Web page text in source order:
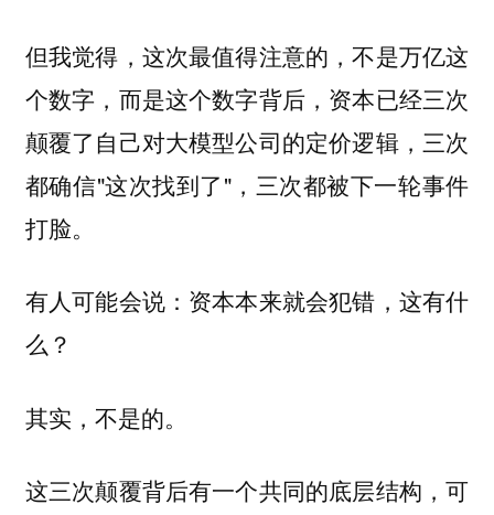
但我觉得，这次最值得注意的，不是万亿这
个数字，而是这个数字背后，资本已经三次
颠覆了自己对大模型公司的定价逻辑，三次
都确信"这次找到了"，三次都被下一轮事件
打脸。
有人可能会说：资本本来就会犯错，这有什
么？
其实，不是的。
这三次颠覆背后有一个共同的底层结构，可